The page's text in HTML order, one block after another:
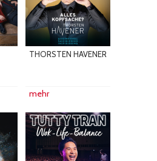
THORSTEN HAVENER
mehr